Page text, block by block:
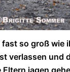
so groß wie
verlassen und